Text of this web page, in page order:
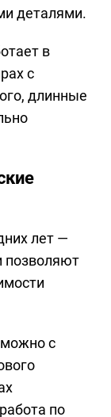
деталями.
в
с
длинные
лет —
позволяют
с
по